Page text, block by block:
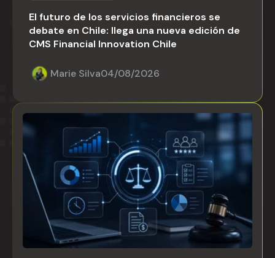
El futuro de los servicios financieros se
debate en Chile: llega una nueva edición de
CMS Financial Innovation Chile
Marie Silva04/08/2026